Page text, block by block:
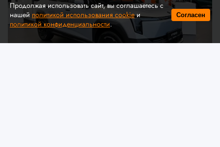
Продолжая использовать сайт, вы соглашаетесь с
нашей политикой использования cookieи
политикой конфиденциальности.
Согласен